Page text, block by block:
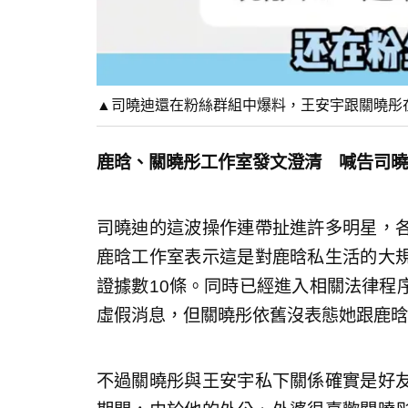
▲司曉迪還在粉絲群組中爆料，王安宇跟關曉
鹿晗、關曉彤工作室發文澄清 喊告司
司曉迪的這波操作連帶扯進許多明星，
鹿晗工作室表示這是對鹿晗私生活的大
證據數10條。同時已經進入相關法律程
虛假消息，但關曉彤依舊沒表態她跟鹿
不過關曉彤與王安宇私下關係確實是好